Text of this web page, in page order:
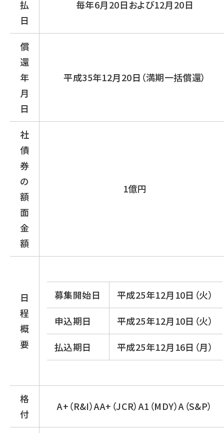
払
日
毎年6月20日および12月20日
償
還
年
月
日
平成35年12月20日（満期一括償還）
社
債
券
の
額
面
金
額
1億円
日
程
概
要
募集開始日
平成25年12月10日（火）
申込期日
平成25年12月10日（火）
払込期日
平成25年12月16日（月）
格
付
A+（R&I）AA+（JCR）A1（MDY）A（S&P）